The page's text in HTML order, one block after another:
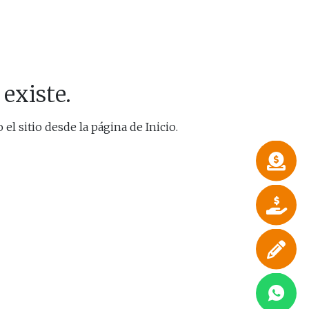
sitio desde la página de Inicio.